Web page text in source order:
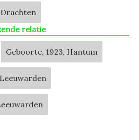
relatie
Geboorte, 1923, Hantum